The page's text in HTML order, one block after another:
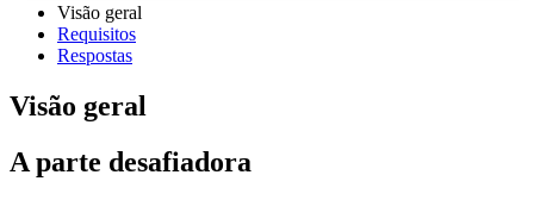
Visão geral
Requisitos
Respostas
Visão geral
A parte desafiadora